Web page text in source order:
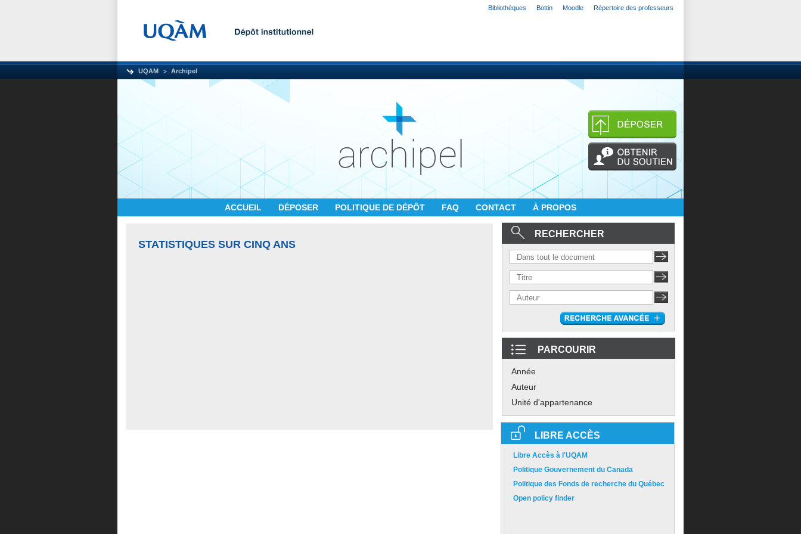
Bibliothèques Bottin Moodle Répertoire des professeurs
UQAM Archipel
ACCUEIL DÉPOSER POLITIQUE DE DÉPÔT FAQ CONTACT À PROPOS
STATISTIQUES SUR CINQ ANS
RECHERCHER
PARCOURIR
Année
Auteur
Unité d'appartenance
LIBRE ACCÈS
Libre Accès à l'UQAM
Politique Gouvernement du Canada
Politique des Fonds de recherche du Québec
Open policy finder